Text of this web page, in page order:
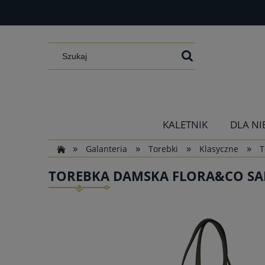
KALETNIK
DLA
»
Galanteria » Torebki » Klasyczne »
TOREBKA DAMSKA FLORA&CO